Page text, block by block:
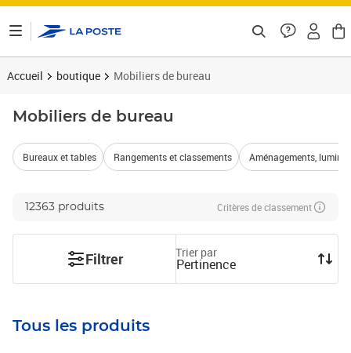
Accueil boutique Mobiliers de bureau
Mobiliers de bureau
Bureaux et tables Rangements et classements Aménagements,
12363 produits Critères de classement
Filtrer Trier par
Pertinence
Tous les produits